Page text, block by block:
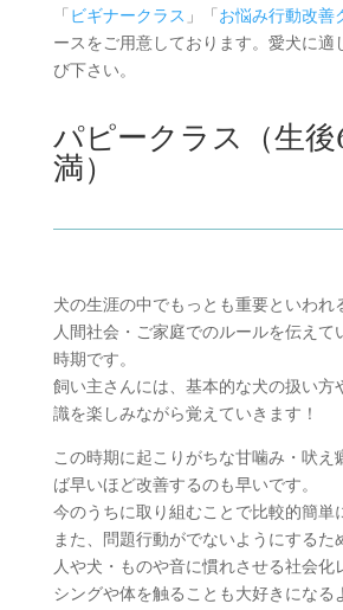
「 ビギナークラス 」「 お悩み行動改善
ースをご用意しております。愛犬に適
び下さい。
パピークラス（生
満）
犬の生涯の中でもっとも重要といわれ
人間社会・ご家庭でのルールを伝えて
時期です。
飼い主さんには、基本的な犬の扱い方
識を楽しみながら覚えていきます！
この時期に起こりがちな甘噛み・吠え
ば早いほど改善するのも早いです。
今のうちに取り組むことで比較的簡単
また、問題行動がでないようにするた
人や犬・ものや音に慣れさせる社会化
シングや体を触ることも大好きになる